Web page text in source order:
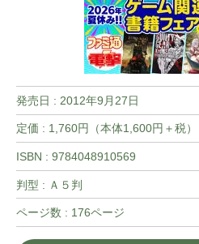
発売日 : 2012年9月27日
定価 : 1,760円（本体1,600円＋税）
ISBN : 9784048910569
判型 : Ａ５判
ページ数 : 176ページ